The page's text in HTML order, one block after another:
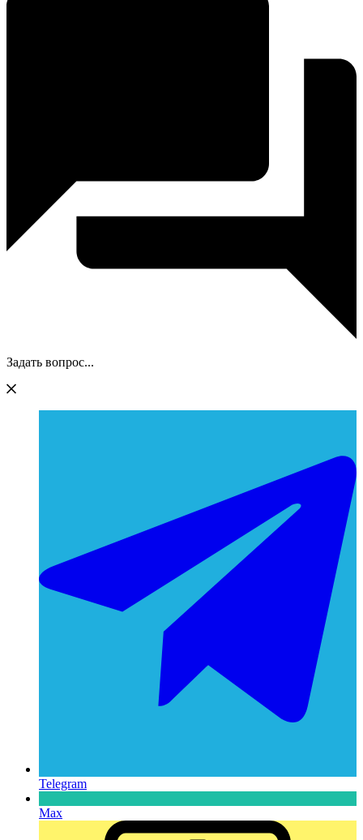
Задать вопрос...
Telegram
Max